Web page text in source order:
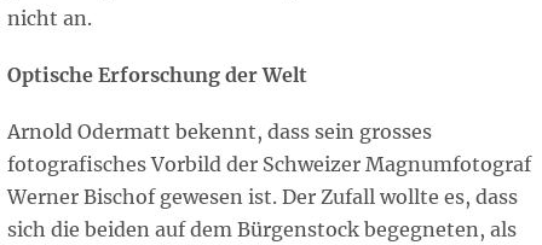
nicht an.
Optische Erforschung der Welt
Arnold Odermatt bekennt, dass sein grosses
fotografisches Vorbild der Schweizer Magnumfotograf
Werner Bischof gewesen ist. Der Zufall wollte es, dass
sich die beiden auf dem Bürgenstock begegneten, als